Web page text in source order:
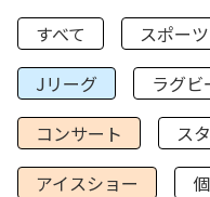
すべて スポーツ
Jリーグ
ラグビ
コンサート
ス
アイスショー